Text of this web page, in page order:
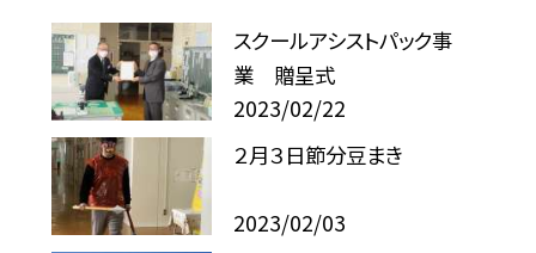
スクールアシストパック事
業 贈呈式
2023/02/22
２月３日節分豆まき
2023/02/03